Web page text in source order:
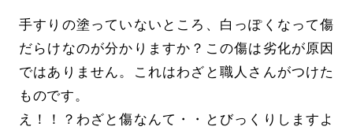
手すりの塗っていないところ、白っぽくなって傷
だらけなのが分かりますか？この傷は劣化が原因
ではありません。これはわざと職人さんがつけた
ものです。
え！！？わざと傷なんて・・とびっくりしますよ